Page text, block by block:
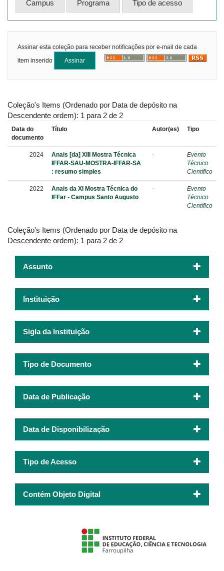
Assinar esta coleção para receber notificações por e-mail de cada
item inserido
Coleção's Items (Ordenado por Data de depósito na
Descendente ordem): 1 para 2 de 2
Data do
documento
Título Autor(es) Tipo
2024
Anais [da] XIII Mostra Técnica
IFFAR-SAU-MOSTRA-IFFAR-SA
: resumo simples
-
Evento
Técnico
Científico
2022
Anais da XI Mostra Técnica do
IFFar - Campus Santo Augusto
-
Evento
Técnico
Científico
Coleção's Items (Ordenado por Data de depósito na
Descendente ordem): 1 para 2 de 2
Assunto
Instituição
Sigla da Instituição
Tipo de Documento
Data de Publicação
Data de Disponibilização
Tipo de Acesso
Contém Objeto Digital